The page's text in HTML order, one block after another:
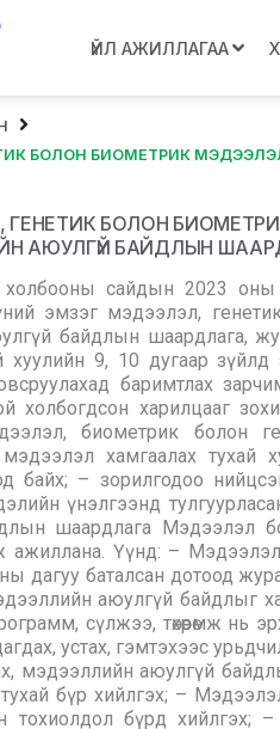
ҮЙЛ АЖИЛЛАГАА
БОЛОН БИОМЕТРИК
ГЕНЕТИК БОЛОН
АЮУЛГҮЙ БАЙДЛЫН
холбооны сайдын 2023
эмзэг мэдээлэл,
байдлын шаардлага,
хуулийн 9, 10 дугаар
баримтлах
холбогдсон харилцааг
биометрик болон
хамгаалах тухай
байх; – зорилгодоо
үнэлгээнд
шаардлага Мэдээлэл
ажиллана. Үүнд: –
дагуу баталсан дотоод
аюулгүй байдлыг
сүлжээ, төхөөрөмж нь
устах, гэмтэхээс
мэдээллийн аюулгүй
бүр хийлгэх; –
тохиолдол бүрд хийлгэх; –